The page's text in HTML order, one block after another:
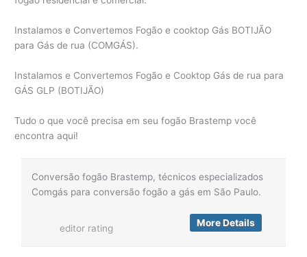
Instalamos e Convertemos Fogão e cooktop Gás BOTIJÃO
para Gás de rua (COMGÁS).
Instalamos e Convertemos Fogão e Cooktop Gás de rua para
GÁS GLP (BOTIJÃO)
Tudo o que você precisa em seu fogão Brastemp você
encontra aqui!
Conversão fogão Brastemp, técnicos especializados
Comgás para conversão fogão a gás em São Paulo.
editor rating More Details